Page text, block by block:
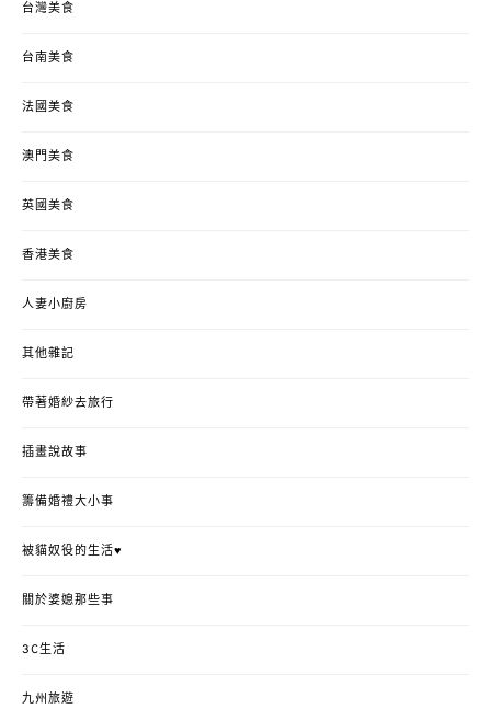
台灣美食
台南美食
法國美食
澳門美食
英國美食
香港美食
人妻小廚房
其他雜記
帶著婚紗去旅行
插畫說故事
籌備婚禮大小事
被貓奴役的生活♥
關於婆媳那些事
3C生活
九州旅遊